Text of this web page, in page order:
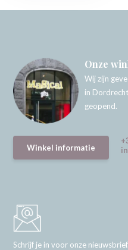
Onze
Wij zijn
in
geopend.
Winkel informatie
Schrijf je in voor onze